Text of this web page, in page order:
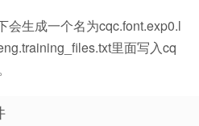
会生成一个名为cqc.font.exp0.l
里面写入cq